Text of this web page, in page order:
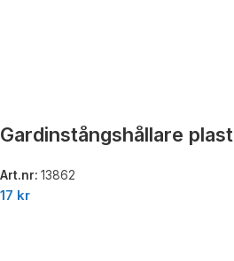
Gardinstångshållare plast
Art.nr: 13862
17 kr